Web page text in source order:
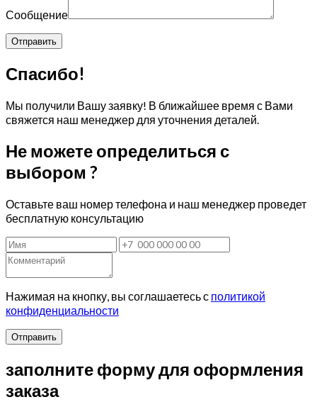
Сообщение
Спасибо!
Мы получили Вашу заявку! В ближайшее время с Вами
свяжется наш менеджер для уточнения деталей.
Не можете определиться с
выбором ?
Оставьте ваш номер телефона и наш менеджер проведет
бесплатную консультацию
Нажимая на кнопку, вы соглашаетесь с политикой
конфиденциальности
Отправить
заполните форму для оформления
заказа